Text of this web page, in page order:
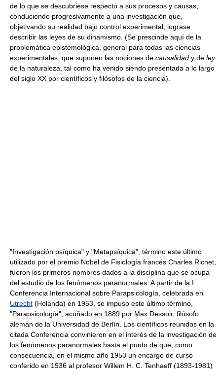
de lo que se descubriese respecto a sus procesos y causas,
conduciendo progresivamente a una investigación que,
objetivando su realidad bajo control experimental, lograse
describir las leyes de su dinamismo. (Se prescinde aquí de la
problemática epistemológica, general para todas las ciencias
experimentales, que suponen las nociones de causalidad y de ley
de la naturaleza, tal como ha venido siendo presentada a lo largo
del siglo XX por científicos y filósofos de la ciencia).
"Investigación psíquica" y "Metapsíquica", término este último
utilizado por el premio Nobel de Fisiología francés Charles Richet,
fueron los primeros nombres dados a la disciplina que se ocupa
del estudio de los fenómenos paranormales. A partir de la I
Conferencia Internacional sobre Parapsicología, celebrada en
Utrecht (Holanda) en 1953, se impuso este último término,
"Parapsicología", acuñado en 1889 por Max Dessoir, filósofo
alemán de la Universidad de Berlín. Los científicos reunidos en la
citada Conferencia convinieron en el interés de la investigación de
los fenómenos paranormales hasta el punto de que, como
consecuencia, en el mismo año 1953 un encargo de curso
conferido en 1936 al profesor Willem H. C. Tenhaeff (1893-1981)